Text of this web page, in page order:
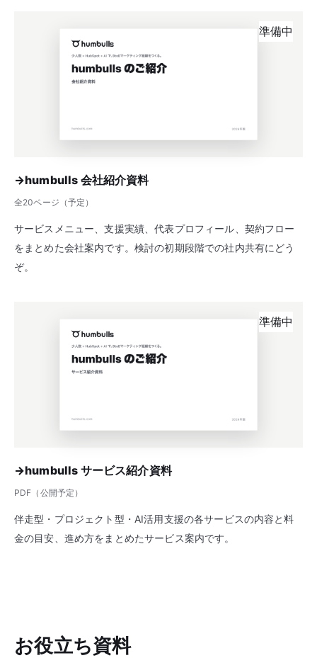
準備中
→humbulls 会社紹介資料
全20ページ（予定）
サービスメニュー、支援実績、代表プロフィール、契約フロー
をまとめた会社案内です。検討の初期段階での社内共有にどう
ぞ。
準備中
→humbulls サービス紹介資料
PDF（公開予定）
伴走型・プロジェクト型・AI活用支援の各サービスの内容と料
金の目安、進め方をまとめたサービス案内です。
お役立ち資料